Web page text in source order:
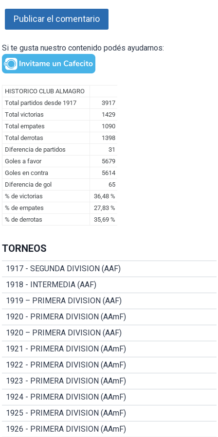
Si te gusta nuestro contenido podés ayudarnos:
TORNEOS
1917 - SEGUNDA DIVISION (AAF)
1918 - INTERMEDIA (AAF)
1919 – PRIMERA DIVISION (AAF)
1920 - PRIMERA DIVISION (AAmF)
1920 – PRIMERA DIVISION (AAF)
1921 - PRIMERA DIVISION (AAmF)
1922 - PRIMERA DIVISION (AAmF)
1923 - PRIMERA DIVISION (AAmF)
1924 - PRIMERA DIVISION (AAmF)
1925 - PRIMERA DIVISION (AAmF)
1926 - PRIMERA DIVISION (AAmF)